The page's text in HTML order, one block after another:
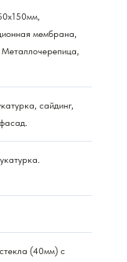
мембрана,
сайдинг,
(40мм) с